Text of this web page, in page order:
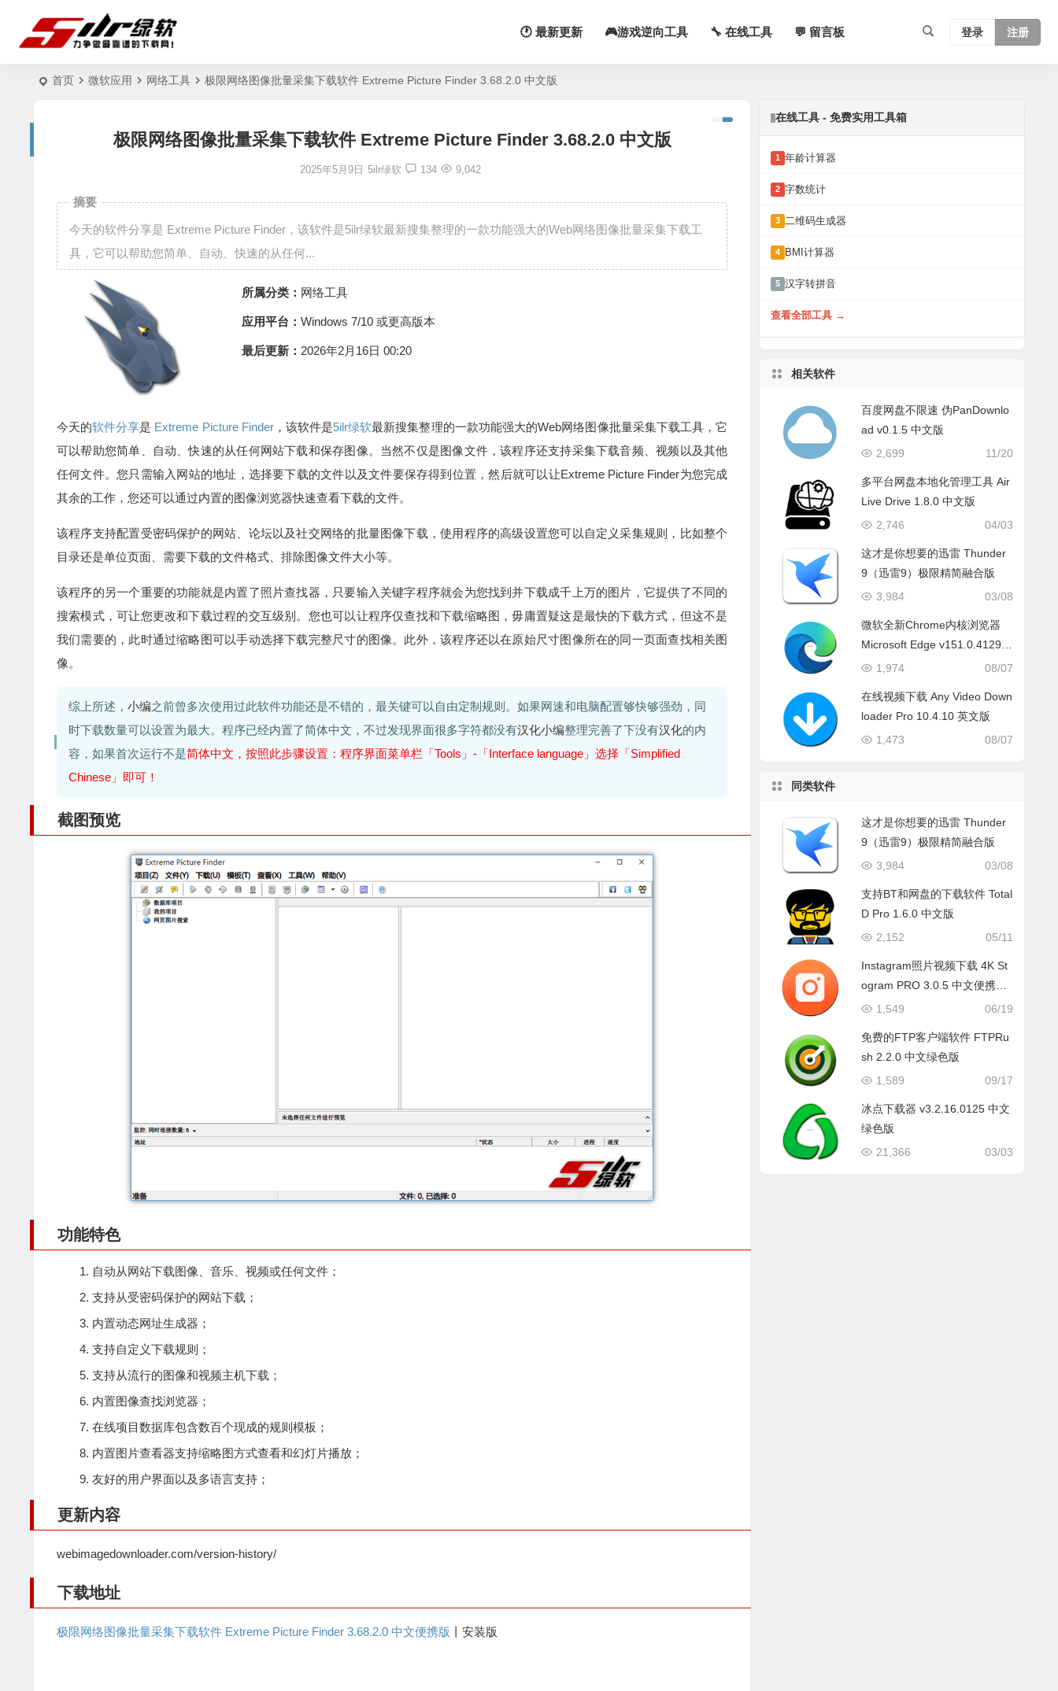
🕐 最新更新 🎮游戏逆向工具 🔧 在线工具 💬 留言板 登录 注册
首页 微软应用 网络工具 极限网络图像批量采集下载软件 Extreme Picture Finder 3.68.2.0 中文版
极限网络图像批量采集下载软件 Extreme Picture Finder 3.68.2.0 中文版
2025年5月9日 5ilr绿软 134 9,042
摘要
今天的软件分享是 Extreme Picture Finder，该软件是5ilr绿软最新搜集整理的一款功能强大的Web网络图像批量采集下载工
具，它可以帮助您简单、自动、快速的从任何...
所属分类： 网络工具
应用平台： Windows 7/10 或更高版本
最后更新： 2026年2月16日 00:20
今天的软件分享是 Extreme Picture Finder，该软件是5ilr绿软最新搜集整理的一款功能强大的Web网络图像批量采集下载工具，它
可以帮助您简单、自动、快速的从任何网站下载和保存图像。当然不仅是图像文件，该程序还支持采集下载音频、视频以及其他
任何文件。您只需输入网站的地址，选择要下载的文件以及文件要保存得到位置，然后就可以让Extreme Picture Finder为您完成
其余的工作，您还可以通过内置的图像浏览器快速查看下载的文件。
该程序支持配置受密码保护的网站、论坛以及社交网络的批量图像下载，使用程序的高级设置您可以自定义采集规则，比如整个
目录还是单位页面、需要下载的文件格式、排除图像文件大小等。
该程序的另一个重要的功能就是内置了照片查找器，只要输入关键字程序就会为您找到并下载成千上万的图片，它提供了不同的
搜索模式，可让您更改和下载过程的交互级别。您也可以让程序仅查找和下载缩略图，毋庸置疑这是最快的下载方式，但这不是
我们需要的，此时通过缩略图可以手动选择下载完整尺寸的图像。此外，该程序还以在原始尺寸图像所在的同一页面查找相关图
像。
综上所述， 小编之前曾多次使用过此软件功能还是不错的，最关键可以自由定制规则。如果网速和电脑配置够快够强劲，同
时下载数量可以设置为最大。程序已经内置了简体中文，不过发现界面很多字符都没有汉化小编整理完善了下没有汉化的内
容，如果首次运行不是简体中文，按照此步骤设置：程序界面菜单栏「Tools」-「Interface language」选择「Simplified
Chinese」即可！
截图预览
功能特色
自动从网站下载图像、音乐、视频或任何文件；
支持从受密码保护的网站下载；
内置动态网址生成器；
支持自定义下载规则；
支持从流行的图像和视频主机下载；
内置图像查找浏览器；
在线项目数据库包含数百个现成的规则模板；
内置图片查看器支持缩略图方式查看和幻灯片播放；
友好的用户界面以及多语言支持；
更新内容
webimagedownloader.com/version-history/
下载地址
极限网络图像批量采集下载软件 Extreme Picture Finder 3.68.2.0 中文便携版 丨安装版
在线工具 - 免费实用工具箱
1 年龄计算器
2 字数统计
3 二维码生成器
4 BMI计算器
5 汉字转拼音
查看全部工具 →
相关软件
百度网盘不限速 伪PanDownlo
ad v0.1.5 中文版
11/20
2,699
多平台网盘本地化管理工具 Air
Live Drive 1.8.0 中文版
04/03
2,746
这才是你想要的迅雷 Thunder
9（迅雷9）极限精简融合版
03/08
3,984
微软全新Chrome内核浏览器
Microsoft Edge v151.0.4129.7
2 中文版
08/07
1,974
在线视频下载 Any Video Down
loader Pro 10.4.10 英文版
08/07
1,473
同类软件
这才是你想要的迅雷 Thunder
9（迅雷9）极限精简融合版
03/08
3,984
支持BT和网盘的下载软件 Total
D Pro 1.6.0 中文版
05/11
2,152
Instagram照片视频下载 4K St
ogram PRO 3.0.5 中文便携绿
色版
06/19
1,549
免费的FTP客户端软件 FTPRu
sh 2.2.0 中文绿色版
09/17
1,589
冰点下载器 v3.2.16.0125 中文
绿色版
03/03
21,366